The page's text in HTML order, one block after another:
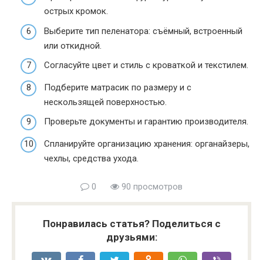
острых кромок.
Выберите тип пеленатора: съёмный, встроенный
или откидной.
Согласуйте цвет и стиль с кроваткой и текстилем.
Подберите матрасик по размеру и с
нескользящей поверхностью.
Проверьте документы и гарантию производителя.
Спланируйте организацию хранения: органайзеры,
чехлы, средства ухода.
0 90 просмотров
Понравилась статья? Поделиться с
друзьями: